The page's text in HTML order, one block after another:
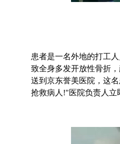
患者是一名外地的打工
致全身多发开放性骨折
送到京东誉美医院，这
抢救病人!"医院负责人立